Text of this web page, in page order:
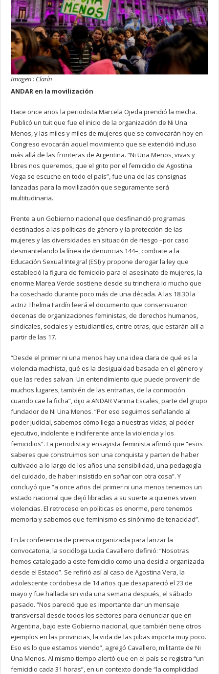
Imagen : Clarín
ANDAR en la movilización
Hace once años la periodista Marcela Ojeda prendió la mecha.
Publicó un tuit que fue el inicio de la organización de Ni Una
Menos, y las miles y miles de mujeres que se convocarán hoy en
Congreso evocarán aquel movimiento que se extendió incluso
más allá de las fronteras de Argentina. “Ni Una Menos, vivas y
libres nos queremos, que el grito por el femicidio de Agostina
Vega se escuche en todo el país”, fue una de las consignas
lanzadas para la movilización que seguramente será
multitudinaria.
Frente a un Gobierno nacional que desfinanció programas
destinados a las políticas de género y la protección de las
mujeres y las diversidades en situación de riesgo –por caso
desmantelando la línea de denuncias 144–, combate a la
Educación Sexual Integral (ESI) y propone derogar la ley que
estableció la figura de femicidio para el asesinato de mujeres, la
enorme Marea Verde sostiene desde su trinchera lo mucho que
ha cosechado durante poco más de una década. A las 18.30 la
actriz Thelma Fardín leerá el documento que consensuaron
decenas de organizaciones feministas, de derechos humanos,
sindicales, sociales y estudiantiles, entre otras, que estarán allí a
partir de las 17.
“Desde el primer ni una menos hay una idea clara de qué es la
violencia machista, qué es la desigualdad basada en el género y
que las redes salvan. Un entendimiento que puede provenir de
muchos lugares, también de las entrañas, de la conmoción
cuando cae la ficha”, dijo a ANDAR Vanina Escales, parte del grupo
fundador de Ni Una Menos. “Por eso seguimos señalando al
poder judicial, sabemos cómo llega a nuestras vidas; al poder
ejecutivo, indolente e indiferente ante la violencia y los
femicidios”. La periodista y ensayista feminista afirmó que “esos
saberes que construimos son una conquista y parten de haber
cultivado a lo largo de los años una sensibilidad, una pedagogía
del cuidado, de haber insistido en soñar con otra cosa”. Y
concluyó que “a once años del primer ni una menos tenemos un
estado nacional que dejó libradas a su suerte a quienes viven
violencias. El retroceso en políticas es enorme, pero tenemos
memoria y sabemos que feminismo es sinónimo de tenacidad”.
En la conferencia de prensa organizada para lanzar la
convocatoria, la socióloga Lucía Cavallero definió: “Nosotras
hemos catalogado a este femicidio como una desidia organizada
desde el Estado”. Se refirió así al caso de Agostina Vera, la
adolescente cordobesa de 14 años que desapareció el 23 de
mayo y fue hallada sin vida una semana después, el sábado
pasado. “Nos pareció que es importante dar un mensaje
transversal desde todos los sectores para denunciar que en
Argentina, bajo este Gobierno nacional, que también tiene otros
ejemplos en las provincias, la vida de las pibas importa muy poco.
Eso es lo que estamos viendo”, agregó Cavallero, militante de Ni
Una Menos. Al mismo tiempo alertó que en el país se registra “un
femicidio cada 31 horas”, en un contexto donde “la complicidad